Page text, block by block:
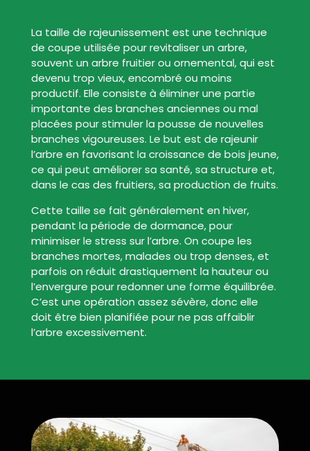
La taille de rajeunissement est une technique
de coupe utilisée pour revitaliser un arbre,
souvent un arbre fruitier ou ornemental, qui est
devenu trop vieux, encombré ou moins
productif. Elle consiste à éliminer une partie
importante des branches anciennes ou mal
placées pour stimuler la pousse de nouvelles
branches vigoureuses. Le but est de rajeunir
l’arbre en favorisant la croissance de bois jeune,
ce qui peut améliorer sa santé, sa structure et,
dans le cas des fruitiers, sa production de fruits.
Cette taille se fait généralement en hiver,
pendant la période de dormance, pour
minimiser le stress sur l’arbre. On coupe les
branches mortes, malades ou trop denses, et
parfois on réduit drastiquement la hauteur ou
l’envergure pour redonner une forme équilibrée.
C’est une opération assez sévère, donc elle
doit être bien planifiée pour ne pas affaiblir
l’arbre excessivement.